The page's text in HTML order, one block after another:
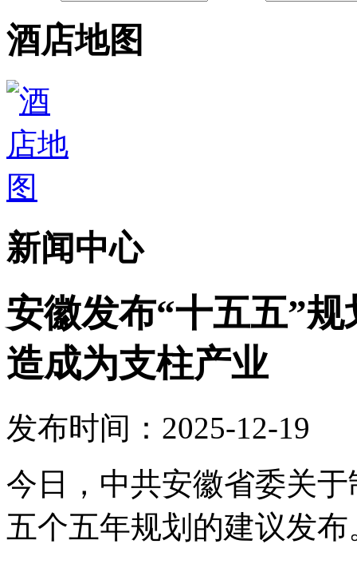
酒店地图
新闻中心
安徽发布“十五五”
造成为支柱产业
发布时间：2025-12-19
今日，中共安徽省委关
五个五年规划的建议发布